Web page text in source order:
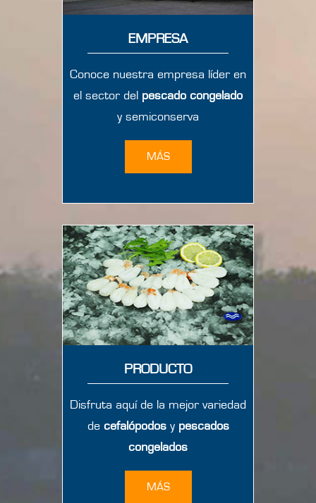
EMPRESA
Conoce nuestra empresa líder en
el sector del pescado congelado
y semiconserva
MÁS
PRODUCTO
Disfruta aquí de la mejor variedad
de cefalópodosy pescados
congelados
MÁS